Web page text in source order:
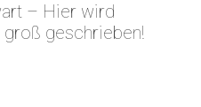
– Hier wird
geschrieben!